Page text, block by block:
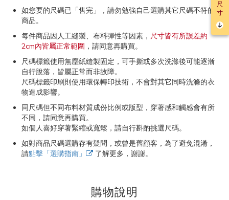
如您要的尺碼已「售完」，請勿勉強自己選購其它尺碼不符的
商品。
每件商品因人工縫製、布料彈性等因素， 尺寸皆有所誤差約
2cm內皆屬正常範圍 ，請同意再購買。
尺碼標籤使用無塵紙縫製固定，可手撕或多次洗滌後可能逐漸
自行脫落，皆屬正常而非故障。
尺碼標籤印刷則使用環保轉印技術，不會對其它同時洗滌的衣
物造成影響。
同尺碼但不同布料材質成份比例或版型，穿著感和觸感會有所
不同，請同意再購買。
如個人喜好穿著緊縮或寬鬆，請自行斟酌挑選尺碼。
如對商品尺碼選購存有疑問，或曾是舊顧客，為了避免混淆，
請點擊「選購指南」 了解更多，謝謝。
購物說明
尺
寸